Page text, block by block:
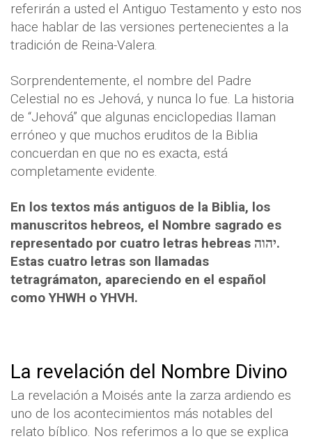
referirán a usted el Antiguo Testamento y esto nos
hace hablar de las versiones pertenecientes a la
tradición de Reina-Valera.
Sorprendentemente, el nombre del Padre
Celestial no es Jehová, y nunca lo fue. La historia
de “Jehová” que algunas enciclopedias llaman
erróneo y que muchos eruditos de la Biblia
concuerdan en que no es exacta, está
completamente evidente.
En los textos más antiguos de la Biblia, los
manuscritos hebreos, el Nombre sagrado es
representado por cuatro letras hebreas יהוה.
Estas cuatro letras son llamadas
tetragrámaton, apareciendo en el español
como YHWH o YHVH.
La revelación del Nombre Divino
La revelación a Moisés ante la zarza ardiendo es
uno de los acontecimientos más notables del
relato bíblico. Nos referimos a lo que se explica